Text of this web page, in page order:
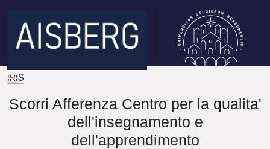
IRIS
Scorri Afferenza Centro per la qualita'
dell'insegnamento e
dell'apprendimento